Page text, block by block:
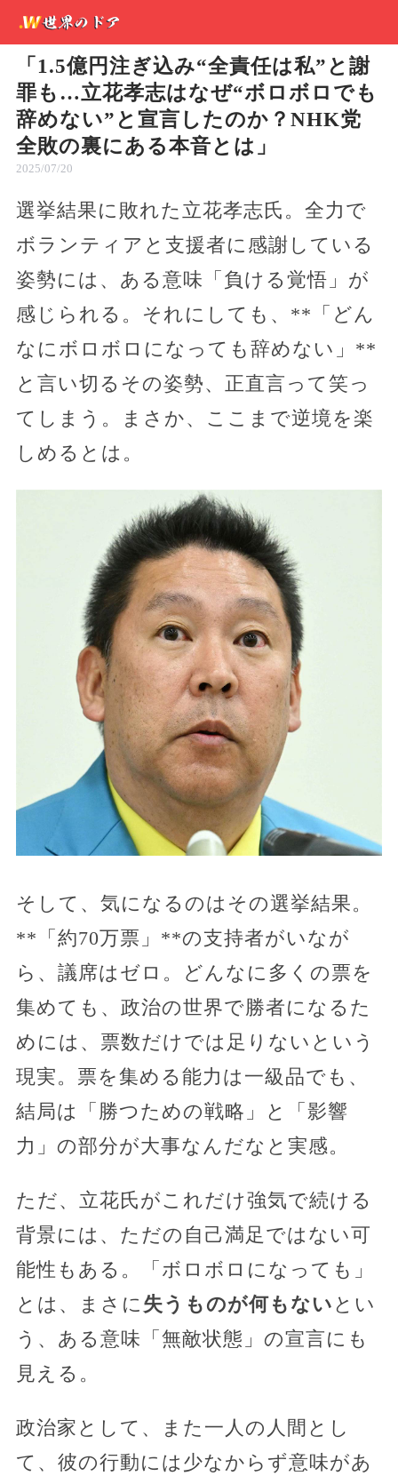
「1.5億円注ぎ込み“全責任は私”と謝
罪も…立花孝志はなぜ“ボロボロでも
辞めない”と宣言したのか？NHK党
全敗の裏にある本音とは」
2025/07/20
選挙結果に敗れた立花孝志氏。全力で
ボランティアと支援者に感謝している
姿勢には、ある意味「負ける覚悟」が
感じられる。それにしても、**「どん
なにボロボロになっても辞めない」**
と言い切るその姿勢、正直言って笑っ
てしまう。まさか、ここまで逆境を楽
しめるとは。
そして、気になるのはその選挙結果。
**「約70万票」**の支持者がいなが
ら、議席はゼロ。どんなに多くの票を
集めても、政治の世界で勝者になるた
めには、票数だけでは足りないという
現実。票を集める能力は一級品でも、
結局は「勝つための戦略」と「影響
力」の部分が大事なんだなと実感。
ただ、立花氏がこれだけ強気で続ける
背景には、ただの自己満足ではない可
能性もある。「ボロボロになっても」
とは、まさに 失うものが何もない とい
う、ある意味「無敵状態」の宣言にも
見える。
政治家として、また一人の人間とし
て、彼の行動には少なからず意味があ